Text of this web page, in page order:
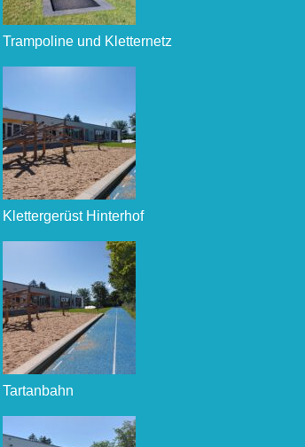
Trampoline und Kletternetz
Klettergerüst Hinterhof
Tartanbahn